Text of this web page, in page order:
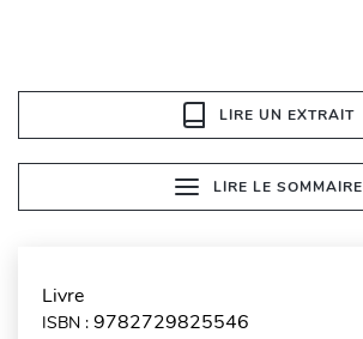
LIRE UN EXTRAIT
LIRE LE SOMMAIRE
Livre
ISBN : 9782729825546